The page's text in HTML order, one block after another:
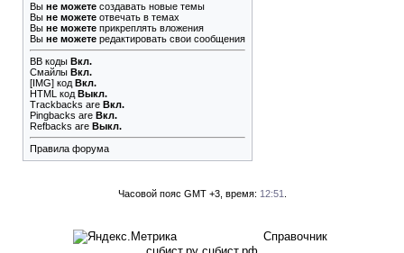
Вы не можете создавать новые темы
Вы не можете отвечать в темах
Вы не можете прикреплять вложения
Вы не можете редактировать свои сообщения
BB коды Вкл.
Смайлы Вкл.
[IMG] код Вкл.
HTML код Выкл.
Trackbacks are Вкл.
Pingbacks are Вкл.
Refbacks are Выкл.
Правила форума
Часовой пояс GMT +3, время: 12:51
Справочник